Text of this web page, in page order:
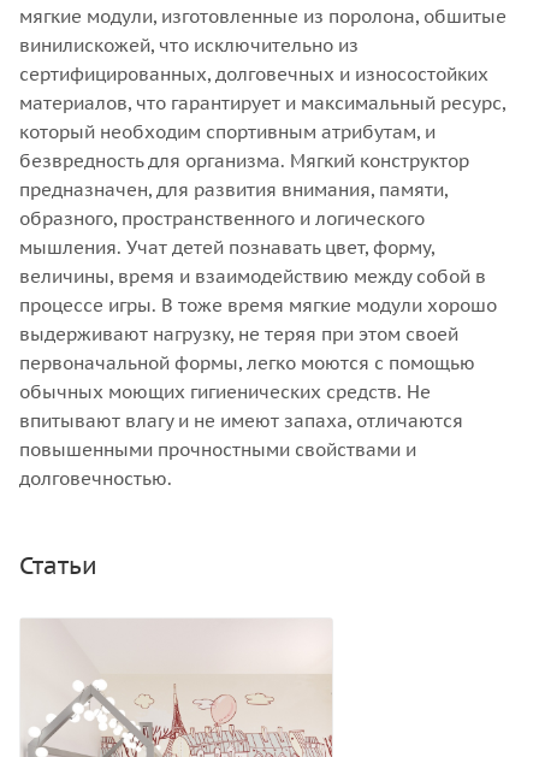
мягкие модули, изготовленные из поролона, обшитые
винилискожей, что исключительно из
сертифицированных, долговечных и износостойких
материалов, что гарантирует и максимальный ресурс,
который необходим спортивным атрибутам, и
безвредность для организма. Мягкий конструктор
предназначен, для развития внимания, памяти,
образного, пространственного и логического
мышления. Учат детей познавать цвет, форму,
величины, время и взаимодействию между собой в
процессе игры. В тоже время мягкие модули хорошо
выдерживают нагрузку, не теряя при этом своей
первоначальной формы, легко моются с помощью
обычных моющих гигиенических средств. Не
впитывают влагу и не имеют запаха, отличаются
повышенными прочностными свойствами и
долговечностью.
Статьи